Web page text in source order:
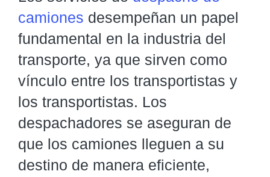
camiones desempeñan un papel
fundamental en la industria del
transporte, ya que sirven como
vínculo entre los transportistas y
los transportistas. Los
despachadores se aseguran de
que los camiones lleguen a su
destino de manera eficiente,